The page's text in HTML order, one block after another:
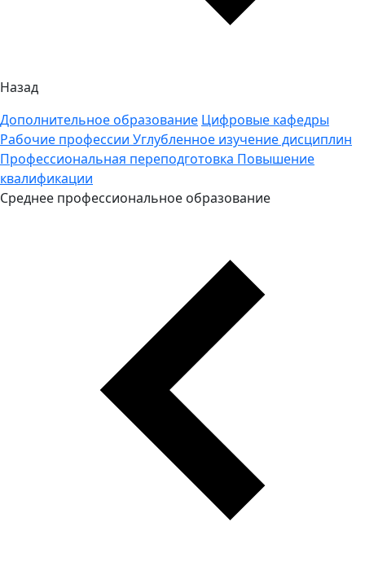
Назад
Дополнительное образование Цифровые кафедры
Рабочие профессии Углубленное изучение дисциплин
Профессиональная переподготовка Повышение
квалификации
Среднее профессиональное образование